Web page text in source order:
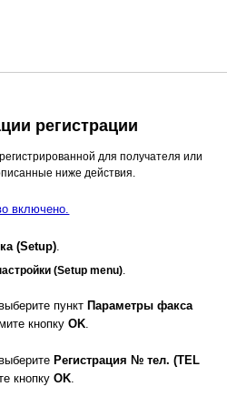
регистрации
для получателя или
ниже действия.
включено.
(Setup)
(Setup menu)
пунктПараметры факса
кнопкуOK
Регистрация № тел. (TEL
кнопкуOK.